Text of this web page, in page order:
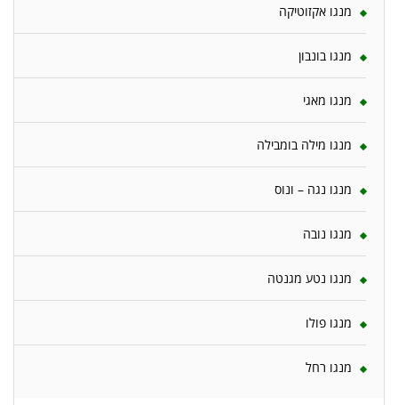
מנגו אקזוטיקה
מנגו בונבון
מנגו מאגי
מנגו מילה בומבילה
מנגו נגה – ונוס
מנגו נובה
מנגו נטע מגנטה
מנגו פולו
מנגו רחל